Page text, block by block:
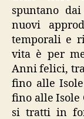
spuntano
nuovi
temporali e
vita è per
Anni felici,
fino alle
fino alle Isole
si tratti in